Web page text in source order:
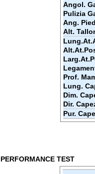
Angol.
Pulizia
Ang.
Alt.
Prof.
Lung.
Dim.
Dir.
Pur.
PERFORMANCE TEST